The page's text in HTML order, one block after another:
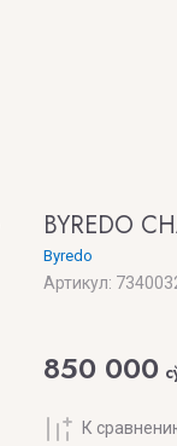
BYREDO
Byredo
Артикул:
850 000
К